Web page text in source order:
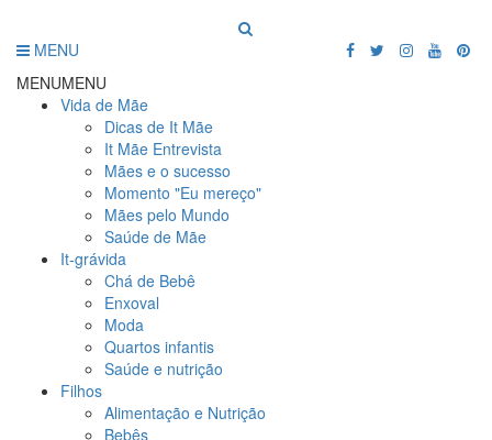
MENU
MENUMENU
Vida de Mãe
Dicas de It Mãe
It Mãe Entrevista
Mães e o sucesso
Momento "Eu mereço"
Mães pelo Mundo
Saúde de Mãe
It-grávida
Chá de Bebê
Enxoval
Moda
Quartos infantis
Saúde e nutrição
Filhos
Alimentação e Nutrição
Bebês